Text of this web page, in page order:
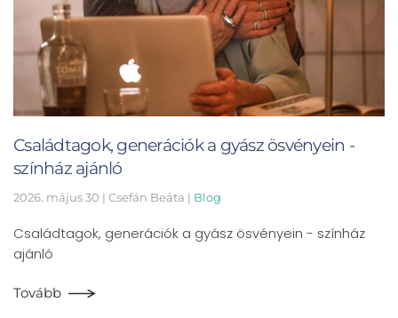
Családtagok, generációk a gyász ösvényein -
színház ajánló
2026. május 30 | Csefán Beáta | Blog
Családtagok, generációk a gyász ösvényein - színház
ajánló
Tovább